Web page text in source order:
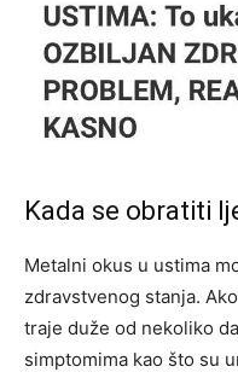
Kada se obratiti
Metalni okus u ustima
zdravstvenog stanja.
traje duže od nekoliko
simptomima kao što su